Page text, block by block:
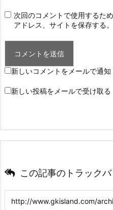
次回のコメントで使用するた
アドレス、サイトを保存する。
新しいコメントをメールで通知
新しい投稿をメールで受け取る
この記事のトラック